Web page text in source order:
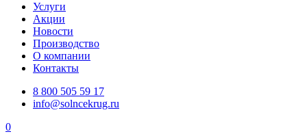
Услуги
Акции
Новости
Производство
О компании
Контакты
8 800 505 59 17
info@solncekrug.ru
0